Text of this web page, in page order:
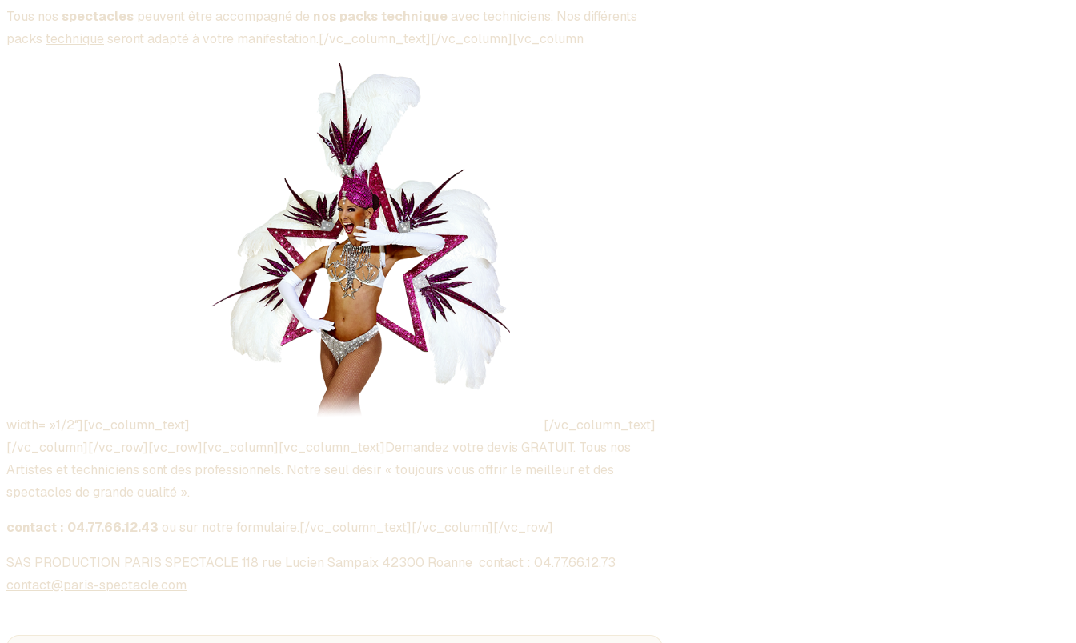
Tous nos spectacles peuvent être accompagné de nos packs technique avec techniciens. Nos différents
packs technique seront adapté à votre manifestation.[/vc_column_text][/vc_column][vc_column
width= »1/2″][vc_column_text]
[/vc_column_text]
[/vc_column][/vc_row][vc_row][vc_column][vc_column_text]Demandez votre devis GRATUIT. Tous nos
Artistes et techniciens sont des professionnels. Notre seul désir « toujours vous offrir le meilleur et des
spectacles de grande qualité ».
contact : 04.77.66.12.43 ou sur notre formulaire.[/vc_column_text][/vc_column][/vc_row]
SAS PRODUCTION PARIS SPECTACLE 118 rue Lucien Sampaix 42300 Roanne contact : 04.77.66.12.73
contact@paris-spectacle.com